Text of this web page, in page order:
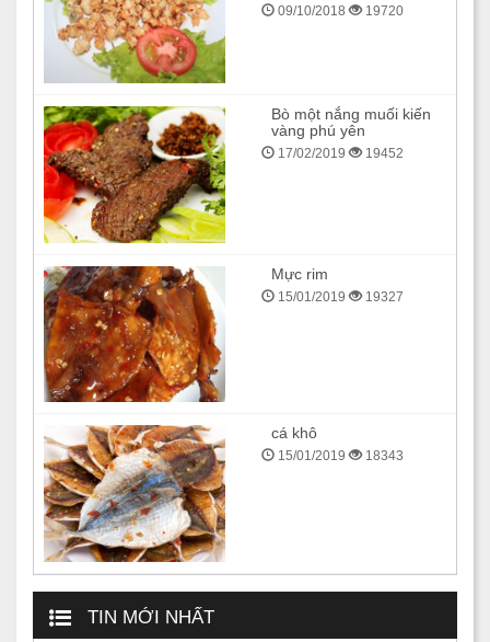
09/10/2018 19720
Bò một nắng muối kiến
vàng phú yên
17/02/2019 19452
Mực rim
15/01/2019 19327
cá khô
15/01/2019 18343
TIN MỚI NHẤT